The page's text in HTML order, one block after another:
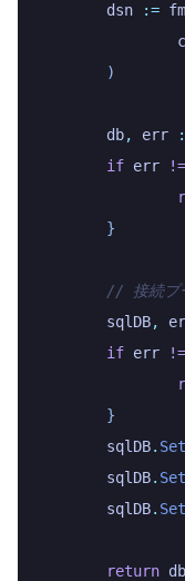
	dsn
:=
	)
	db
, err
	if
err !=
	}
// 接続プ
	sqlDB
,
	if
err !=
	}
	sqlDB
.
	sqlDB
.
	sqlDB
.
	return
db